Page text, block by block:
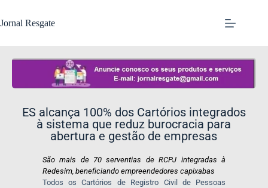
Jornal Resgate
ES alcança 100% dos Cartórios integrados
à sistema que reduz burocracia para
abertura e gestão de empresas
São mais de 70 serventias de RCPJ integradas à
Redesim, beneficiando empreendedores capixabas
Todos os Cartórios de Registro Civil de Pessoas